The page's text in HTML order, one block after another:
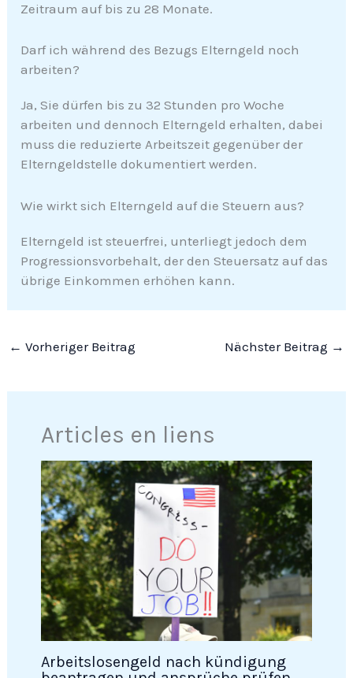
Zeitraum auf bis zu 28 Monate.
Darf ich während des Bezugs Elterngeld noch
arbeiten?
Ja, Sie dürfen bis zu 32 Stunden pro Woche
arbeiten und dennoch Elterngeld erhalten, dabei
muss die reduzierte Arbeitszeit gegenüber der
Elterngeldstelle dokumentiert werden.
Wie wirkt sich Elterngeld auf die Steuern aus?
Elterngeld ist steuerfrei, unterliegt jedoch dem
Progressionsvorbehalt, der den Steuersatz auf das
übrige Einkommen erhöhen kann.
← Vorheriger Beitrag Nächster Beitrag →
Articles en liens
Arbeitslosengeld nach kündigung